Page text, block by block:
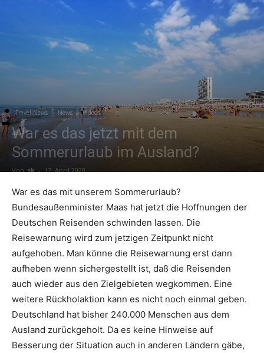
Touristiknews
Travel-News News Videos
War es das jetzt mit dem
Sommerurlaub im Ausland?
Von sk - 17. April 2020
War es das mit unserem Sommerurlaub?
Bundesaußenminister Maas hat jetzt die Hoffnungen der
Deutschen Reisenden schwinden lassen. Die
Reisewarnung wird zum jetzigen Zeitpunkt nicht
aufgehoben. Man könne die Reisewarnung erst dann
aufheben wenn sichergestellt ist, daß die Reisenden
auch wieder aus den Zielgebieten wegkommen. Eine
weitere Rückholaktion kann es nicht noch einmal geben.
Deutschland hat bisher 240.000 Menschen aus dem
Ausland zurückgeholt. Da es keine Hinweise auf
Besserung der Situation auch in anderen Ländern gäbe,